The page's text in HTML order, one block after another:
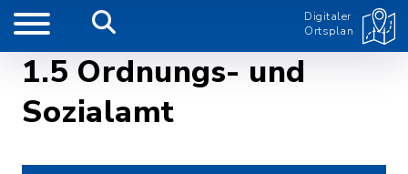
Digitaler
Ortsplan
1.5 Ordnungs- und
Sozialamt